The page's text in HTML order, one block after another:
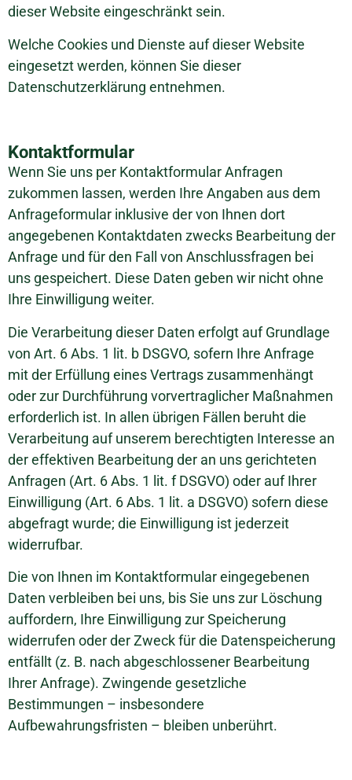
dieser Website eingeschränkt sein.
Welche Cookies und Dienste auf dieser Website
eingesetzt werden, können Sie dieser
Datenschutzerklärung entnehmen.
Kontaktformular
Wenn Sie uns per Kontaktformular Anfragen
zukommen lassen, werden Ihre Angaben aus dem
Anfrageformular inklusive der von Ihnen dort
angegebenen Kontaktdaten zwecks Bearbeitung der
Anfrage und für den Fall von Anschlussfragen bei
uns gespeichert. Diese Daten geben wir nicht ohne
Ihre Einwilligung weiter.
Die Verarbeitung dieser Daten erfolgt auf Grundlage
von Art. 6 Abs. 1 lit. b DSGVO, sofern Ihre Anfrage
mit der Erfüllung eines Vertrags zusammenhängt
oder zur Durchführung vorvertraglicher Maßnahmen
erforderlich ist. In allen übrigen Fällen beruht die
Verarbeitung auf unserem berechtigten Interesse an
der effektiven Bearbeitung der an uns gerichteten
Anfragen (Art. 6 Abs. 1 lit. f DSGVO) oder auf Ihrer
Einwilligung (Art. 6 Abs. 1 lit. a DSGVO) sofern diese
abgefragt wurde; die Einwilligung ist jederzeit
widerrufbar.
Die von Ihnen im Kontaktformular eingegebenen
Daten verbleiben bei uns, bis Sie uns zur Löschung
auffordern, Ihre Einwilligung zur Speicherung
widerrufen oder der Zweck für die Datenspeicherung
entfällt (z. B. nach abgeschlossener Bearbeitung
Ihrer Anfrage). Zwingende gesetzliche
Bestimmungen – insbesondere
Aufbewahrungsfristen – bleiben unberührt.